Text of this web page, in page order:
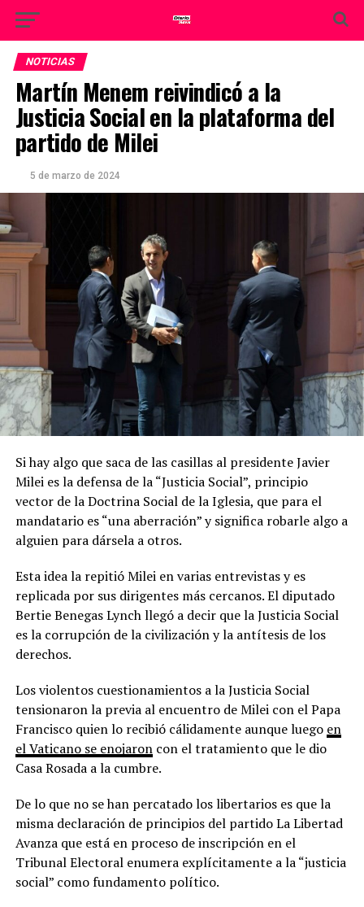
NOTICIAS
Martín Menem reivindicó a la
Justicia Social en la plataforma del
partido de Milei
5 de marzo de 2024
Si hay algo que saca de las casillas al presidente Javier
Milei es la defensa de la “Justicia Social”, principio
vector de la Doctrina Social de la Iglesia, que para el
mandatario es “una aberración” y significa robarle algo a
alguien para dársela a otros.
Esta idea la repitió Milei en varias entrevistas y es
replicada por sus dirigentes más cercanos. El diputado
Bertie Benegas Lynch llegó a decir que la Justicia Social
es la corrupción de la civilización y la antítesis de los
derechos.
Los violentos cuestionamientos a la Justicia Social
tensionaron la previa al encuentro de Milei con el Papa
Francisco quien lo recibió cálidamente aunque luego en
el Vaticano se enojaroncon el tratamiento que le dio
Casa Rosada a la cumbre.
De lo que no se han percatado los libertarios es que la
misma declaración de principios del partido La Libertad
Avanza que está en proceso de inscripción en el
Tribunal Electoral enumera explícitamente a la “justicia
social” como fundamento político.